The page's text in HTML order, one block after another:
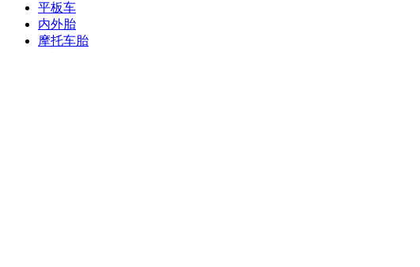
平板车
内外胎
摩托车胎